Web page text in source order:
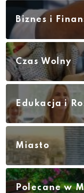
Biznes i
Czas Wolny
Edukacja i
Miasto
Polecane w